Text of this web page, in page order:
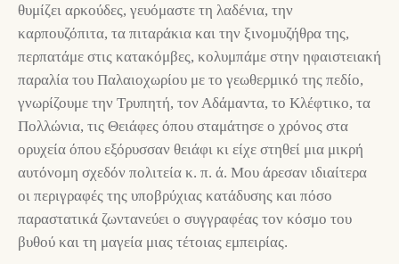
θυμίζει αρκούδες, γευόμαστε τη λαδένια, την
καρπουζόπιτα, τα πιταράκια και την ξινομυζήθρα της,
περπατάμε στις κατακόμβες, κολυμπάμε στην ηφαιστειακή
παραλία του Παλαιοχωρίου με το γεωθερμικό της πεδίο,
γνωρίζουμε την Τρυπητή, τον Αδάμαντα, το Κλέφτικο, τα
Πολλώνια, τις Θειάφες όπου σταμάτησε ο χρόνος στα
ορυχεία όπου εξόρυσσαν θειάφι κι είχε στηθεί μια μικρή
αυτόνομη σχεδόν πολιτεία κ. π. ά. Μου άρεσαν ιδιαίτερα
οι περιγραφές της υποβρύχιας κατάδυσης και πόσο
παραστατικά ζωντανεύει ο συγγραφέας τον κόσμο του
βυθού και τη μαγεία μιας τέτοιας εμπειρίας.